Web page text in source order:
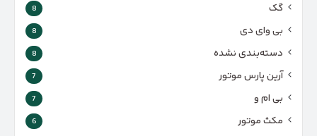
گک 8
بی وای دی 8
دسته‌بندی نشده 8
آرین پارس موتور 7
بی ام و 7
مکث موتور 6